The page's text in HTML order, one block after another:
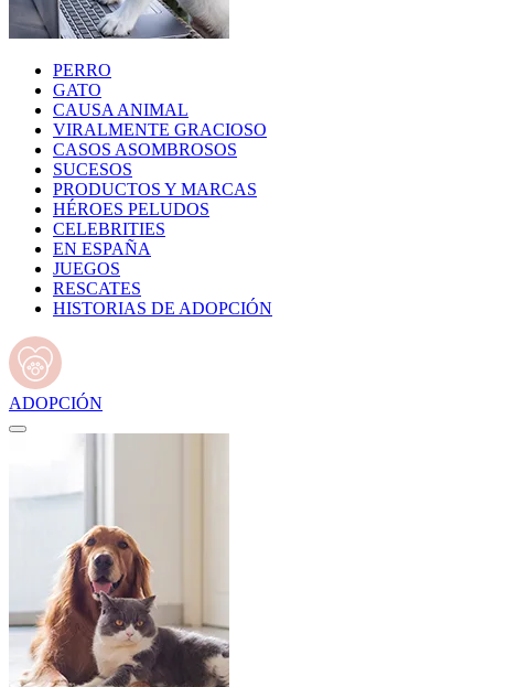
PERRO
GATO
CAUSA ANIMAL
VIRALMENTE GRACIOSO
CASOS ASOMBROSOS
SUCESOS
PRODUCTOS Y MARCAS
HÉROES PELUDOS
CELEBRITIES
EN ESPAÑA
JUEGOS
RESCATES
HISTORIAS DE ADOPCIÓN
ADOPCIÓN